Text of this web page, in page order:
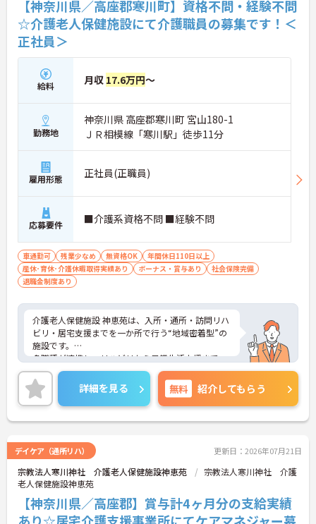
【神奈川県／高座郡寒川町】資格不問・経験不問
☆介護老人保健施設にて介護職員の募集です！＜
正社員＞
給料 月収 17.6万円～
勤務地
神奈川県 高座郡寒川町 宮山180-1
ＪＲ相模線「寒川駅」徒歩11分
雇用形態 正社員(正職員)
応募要件 ■介護系資格不問 ■経験不問
車通勤可 残業少なめ 無資格OK
年間休日110日以上
産休･育休･介護休暇取得実績あり
ボーナス・賞与あり
社会保険完備
退職金制度あり
介護老人保健施設 神恵苑は、入所・通所・訪問リハ
ビリ・居宅支援までを一か所で行う“地域密着型”の
施設です。
多職種が連携し、リハビリから日常生活支援まで一
体的にサポートできる環境が整っています。ご利用
者さまの在宅復帰や生活維持にしっかり向き合える
のが魅力。さらに、年間休日114日・残業少なめと
働きやすさにも配慮されており、未経験からでも安
心してスタートできる体制が整っています。安定し
詳細を見る 無料 紹介してもらう
デイケア（通所リハ） 更新日：2026年07月21日
宗教法人寒川神社 介護老人保健施設神恵苑
宗教法人寒川神社 介護
老人保健施設神恵苑
【神奈川県／高座郡】賞与計4ヶ月分の支給実績